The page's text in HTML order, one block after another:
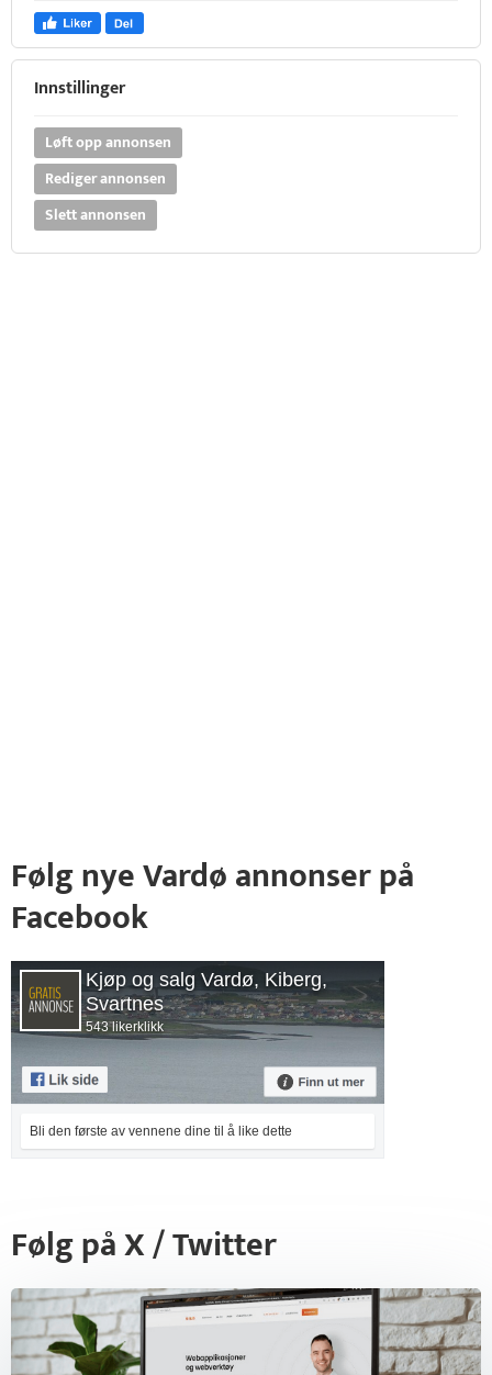
Innstillinger
Løft opp annonsen
Rediger annonsen
Slett annonsen
Følg nye Vardø annonser på
Facebook
Kjøp og salg Vardø, Kiberg,
Svartnes
543 likerklikk
Bli den første av vennene dine til å like dette
Følg på X / Twitter